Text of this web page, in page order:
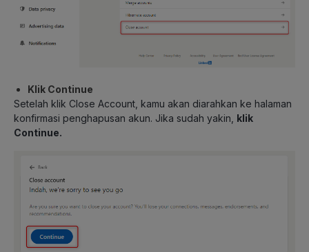
Klik Continue
Setelah klik Close Account, kamu akan diarahkan ke halaman
konfirmasi penghapusan akun. Jika sudah yakin, klik
Continue.